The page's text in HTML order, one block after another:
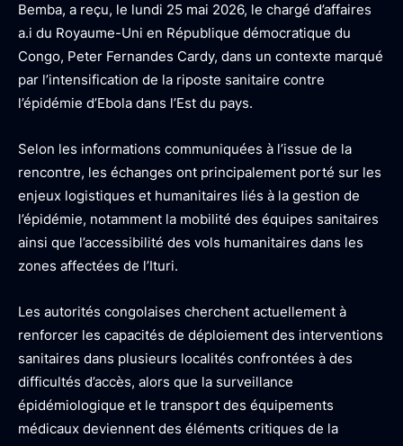
Bemba, a reçu, le lundi 25 mai 2026, le chargé d’affaires
a.i du Royaume-Uni en République démocratique du
Congo, Peter Fernandes Cardy, dans un contexte marqué
par l’intensification de la riposte sanitaire contre
l’épidémie d’Ebola dans l’Est du pays.
Selon les informations communiquées à l’issue de la
rencontre, les échanges ont principalement porté sur les
enjeux logistiques et humanitaires liés à la gestion de
l’épidémie, notamment la mobilité des équipes sanitaires
ainsi que l’accessibilité des vols humanitaires dans les
zones affectées de l’Ituri.
Les autorités congolaises cherchent actuellement à
renforcer les capacités de déploiement des interventions
sanitaires dans plusieurs localités confrontées à des
difficultés d’accès, alors que la surveillance
épidémiologique et le transport des équipements
médicaux deviennent des éléments critiques de la